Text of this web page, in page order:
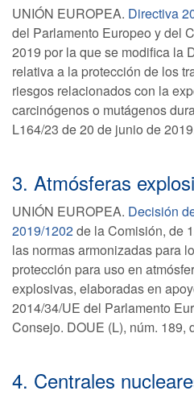
UNIÓN EUROPEA. Directiva
del Parlamento Europeo y del
2019 por la que se modifica la
relativa a la protección de los
riesgos relacionados con la
carcinógenos o mutágenos
L164/23 de 20 de junio de
3. Atmósferas
UNIÓN EUROPEA. Decisión
2019/1202de la Comisión, de
las normas armonizadas para
protección para uso en
explosivas, elaboradas en
2014/34/UE del Parlamento
Consejo. DOUE (L), núm. 189,
4. Centrales